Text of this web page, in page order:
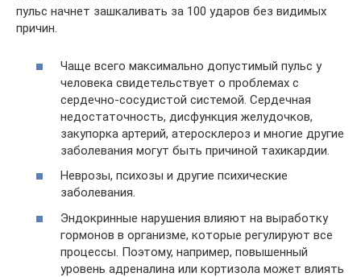
пульс начнет зашкаливать за 100 ударов без видимых
причин.
Чаще всего максимально допустимый пульс у
человека свидетельствует о проблемах с
сердечно-сосудистой системой. Сердечная
недостаточность, дисфункция желудочков,
закупорка артерий, атеросклероз и многие другие
заболевания могут быть причиной тахикардии.
Неврозы, психозы и другие психические
заболевания.
Эндокринные нарушения влияют на выработку
гормонов в организме, которые регулируют все
процессы. Поэтому, например, повышенный
уровень адреналина или кортизола может влиять